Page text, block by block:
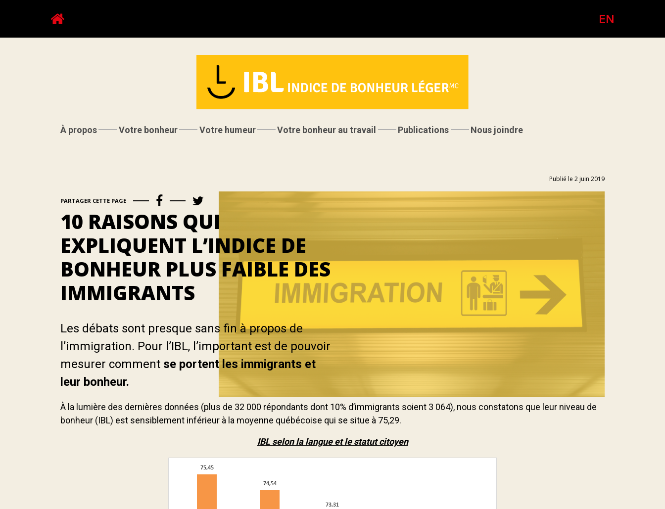
EN
À propos Votre bonheur Votre humeur Votre bonheur au travail Publications Nous joindre
Publié le 2 juin 2019
PARTAGER CETTE PAGE
10 RAISONS QUI
EXPLIQUENT L’INDICE DE
BONHEUR PLUS FAIBLE DES
IMMIGRANTS
Les débats sont presque sans fin à propos de
l’immigration. Pour l’IBL, l’important est de pouvoir
mesurer comment se portent les immigrants et
leur bonheur.
À la lumière des dernières données (plus de 32 000 répondants dont 10% d’immigrants soient 3 064), nous constatons que leur niveau de
bonheur (IBL) est sensiblement inférieur à la moyenne québécoise qui se situe à 75,29.
IBL selon la langue et le statut citoyen